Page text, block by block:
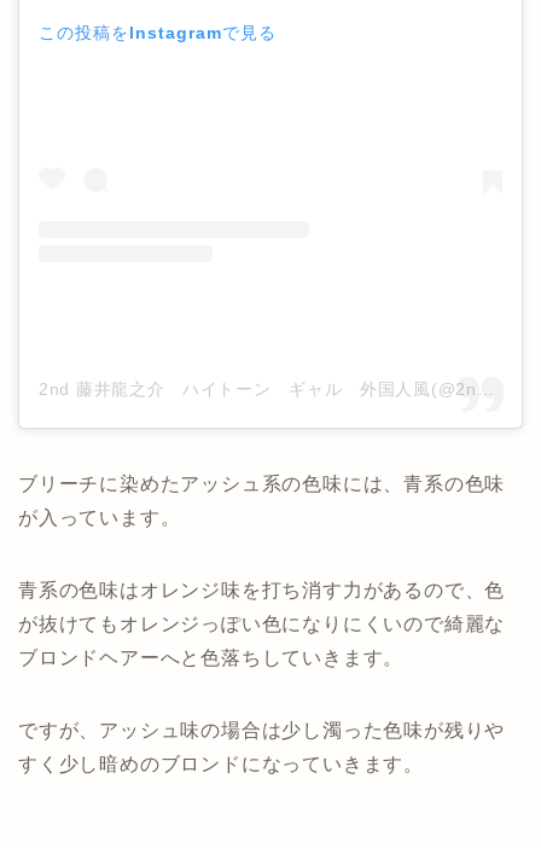
この投稿をInstagramで見る
2nd 藤井龍之介 ハイトーン ギャル 外国人風(@2nd_ryublondehair)がシェアした投稿
ブリーチに染めたアッシュ系の色味には、青系の色味
が入っています。
青系の色味はオレンジ味を打ち消す力があるので、色
が抜けてもオレンジっぽい色になりにくいので綺麗な
ブロンドヘアーへと色落ちしていきます。
ですが、アッシュ味の場合は少し濁った色味が残りや
すく少し暗めのブロンドになっていきます。